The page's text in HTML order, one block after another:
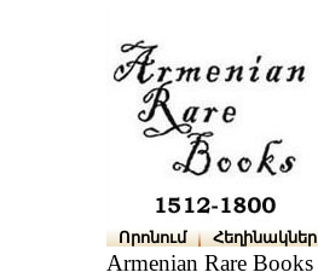
Որոնում Հեղինակներ
Armenian Rare Books